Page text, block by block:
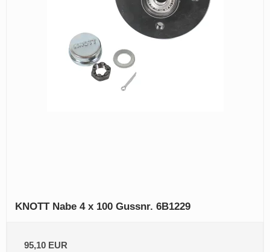
KNOTT Nabe 4 x 100 Gussnr. 6B1229
95,10 EUR